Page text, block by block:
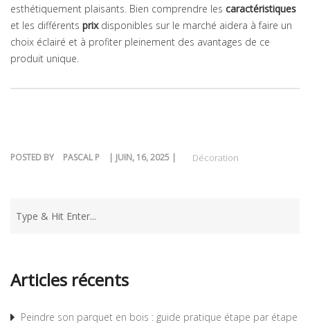
esthétiquement plaisants. Bien comprendre les caractéristiques
et les différents prixdisponibles sur le marché aidera à faire un
choix éclairé et à profiter pleinement des avantages de ce
produit unique.
POSTED BY PASCAL P | JUIN, 16, 2025 | Décoration
Articles récents
Peindre son parquet en bois : guide pratique étape par étape